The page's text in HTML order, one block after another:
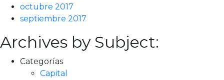
octubre 2017
septiembre 2017
Archives by Subject:
Categorías
Capital